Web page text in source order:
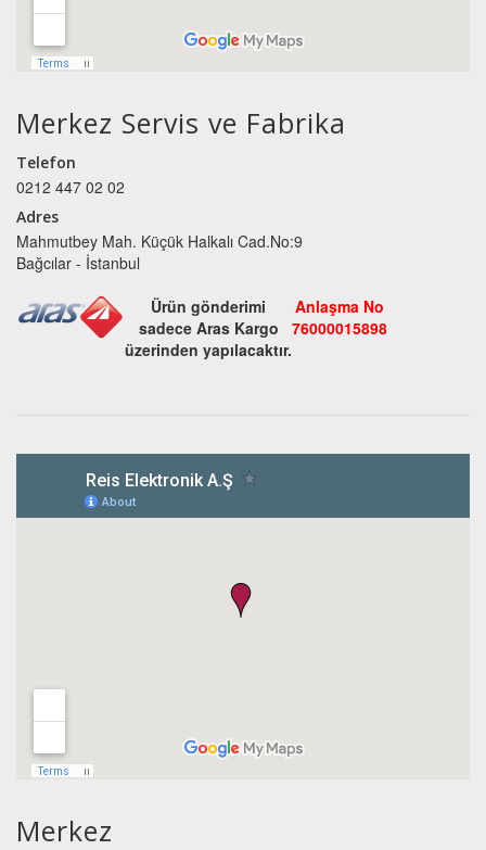
Merkez Servis ve Fabrika
Telefon
0212 447 02 02
Adres
Mahmutbey Mah. Küçük Halkalı Cad.No:9
Bağcılar - İstanbul
Ürün gönderimi
sadece Aras Kargo
üzerinden yapılacaktır.
Anlaşma No
76000015898
Merkez